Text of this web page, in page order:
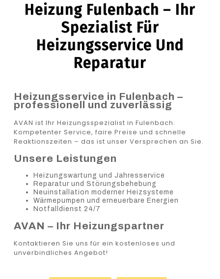
Heizung Fulenbach – Ihr
Spezialist Für
Heizungsservice Und
Reparatur
Heizungsservice in Fulenbach –
professionell und zuverlässig
AVAN ist Ihr Heizungsspezialist in Fulenbach.
Kompetenter Service, faire Preise und schnelle
Reaktionszeiten – das ist unser Versprechen an Sie.
Unsere Leistungen
Heizungswartung und Jahresservice
Reparatur und Störungsbehebung
Neuinstallation moderner Heizsysteme
Wärmepumpen und erneuerbare Energien
Notfalldienst 24/7
AVAN – Ihr Heizungspartner
Kontaktieren Sie uns für ein kostenloses und
unverbindliches Angebot!